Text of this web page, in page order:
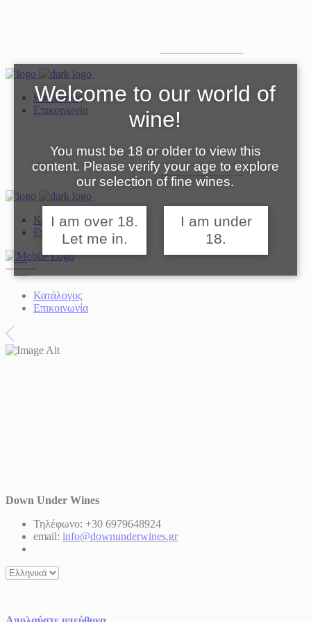
Κατάλογος
Επικοινωνία
Κατάλογος
Επικοινωνία
Κατάλογος
Επικοινωνία
Down Under Wines
Τηλέφωνο: +30 6979648924
email: info@downunderwines.gr
Επιλέξτε
Welcome to our world of
wine!
You must be 18 or older to view this
content. Please verify your age to explore
our selection of fine wines.
I am over 18.
Let me in.
I am under
18.